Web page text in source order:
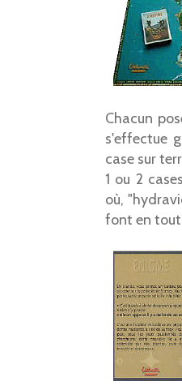
Chacun
s'effectue
case sur
1 ou 2
où,
font en tout